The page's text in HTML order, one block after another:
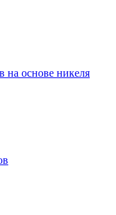
на основе никеля